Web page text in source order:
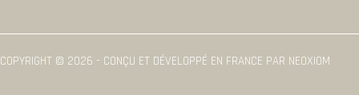
COPYRIGHT © 2026 - CONÇU ET DÉVELOPPÉ EN FRANCE PAR NEOXIOM